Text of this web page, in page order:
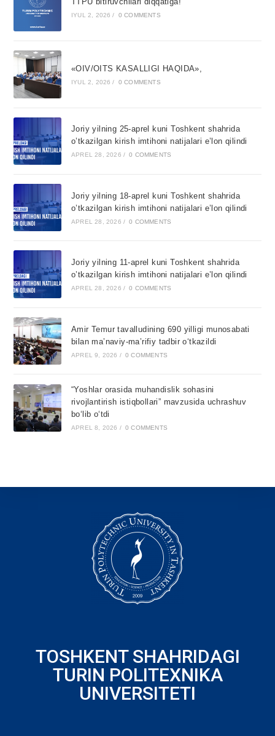
IYUL 2, 2026 / 0 COMMENTS
«OIV/OITS KASALLIGI HAQIDA»,
IYUL 2, 2026 / 0 COMMENTS
Joriy yilning 25-aprel kuni Toshkent shahrida
o’tkazilgan kirish imtihoni natijalari e’lon qilindi
APREL 28, 2026 / 0 COMMENTS
Joriy yilning 18-aprel kuni Toshkent shahrida
o’tkazilgan kirish imtihoni natijalari e’lon qilindi
APREL 28, 2026 / 0 COMMENTS
Joriy yilning 11-aprel kuni Toshkent shahrida
o’tkazilgan kirish imtihoni natijalari e’lon qilindi
APREL 28, 2026 / 0 COMMENTS
Amir Temur tavalludining 690 yilligi munosabati
bilan ma’naviy-ma’rifiy tadbir o‘tkazildi
APREL 9, 2026 / 0 COMMENTS
“Yoshlar orasida muhandislik sohasini
rivojlantirish istiqbollari” mavzusida uchrashuv
bo‘lib o‘tdi
APREL 8, 2026 / 0 COMMENTS
TOSHKENT SHAHRIDAGI
TURIN POLITEXNIKA
UNIVERSITETI